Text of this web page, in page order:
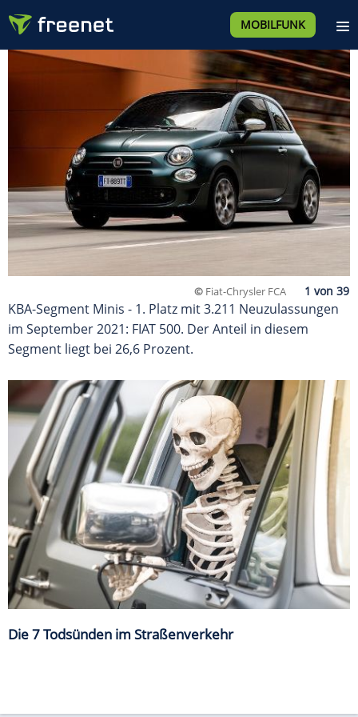
MOBILFUNK
© Fiat-Chrysler FCA
KBA-Segment Minis - 1. Platz mit 3.211 Neuzulassungen
im September 2021: FIAT 500. Der Anteil in diesem
Segment liegt bei 26,6 Prozent.
Die 7 Todsünden im Straßenverkehr